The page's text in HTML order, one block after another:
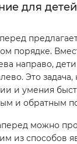
для
порядке.
направо,
Это задача,
и умения
и обратным
можно
из способов